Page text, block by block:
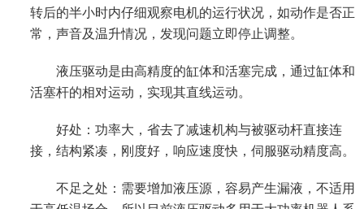
转后的半小时内仔细观察电机的运行状况，如动作是否正
常，声音及温升情况，发现问题立即停止调整。
液压驱动是由高精度的缸体和活塞完成，通过缸体和
活塞杆的相对运动，实现其直线运动。
好处：功率大，省去了减速机构与被驱动杆直接连
接，结构紧凑，刚度好，响应速度快，伺服驱动精度高。
不足之处：需要增加液压源，容易产生漏液，不适用